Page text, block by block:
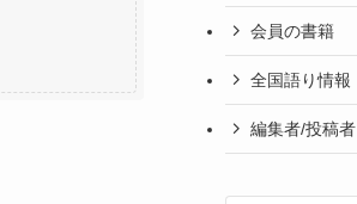
会員の書籍
全国語り情報
編集者/投稿者